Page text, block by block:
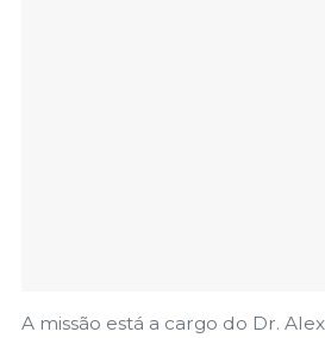
A missão está a cargo do Dr.